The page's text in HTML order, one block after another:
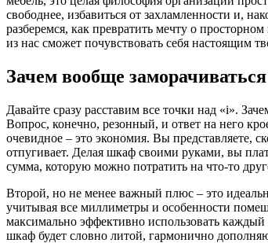
свободнее, избавиться от захламленности и,
разберемся, как превратить мечту о
из нас сможет почувствовать себя настоящим
Зачем вообще
Давайте сразу расставим все точки над «i».
Вопрос, конечно, резонный, и ответ на него
очевидное – это экономия. Вы представляете,
отпугивает. Делая шкаф своими руками, вы
сумма, которую можно потратить на что-то
Второй, но не менее важный плюс – это
учитывая все миллиметры и особенности
максимально эффективно использовать каждый
шкаф будет словно литой, гармонично